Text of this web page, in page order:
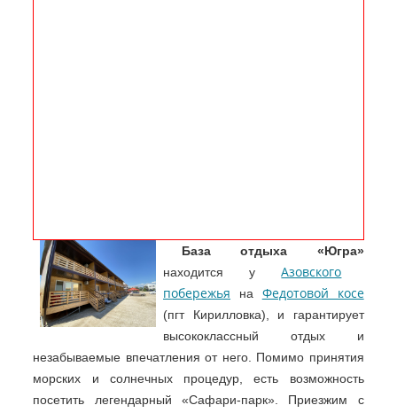
База отдыха «Югра»
находится уАзовского
побережья на Федотовой косе
(пгт Кирилловка), и гарантирует
высококлассный отдых и
незабываемые впечатления от него. Помимо принятия
морских и солнечных процедур, есть возможность
посетить легендарный «Сафари-парк». Приезжим с